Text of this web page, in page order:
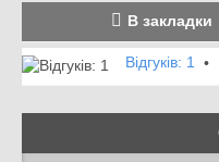
В закладки
Відгуків: 1 •